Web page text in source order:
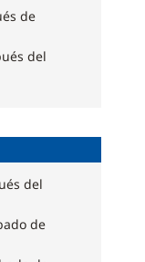
de
del
del
de